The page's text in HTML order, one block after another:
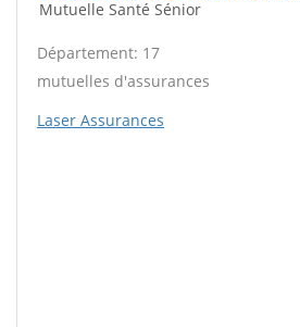
Mutuelle Santé Sénior
Département: 17
mutuelles d'assurances
Laser Assurances